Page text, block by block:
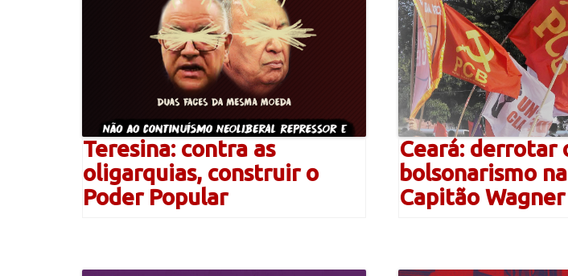
Teresina: contra as
oligarquias, construir o
Poder Popular
Ceará: derrotar
bolsonarismo
Capitão Wagner